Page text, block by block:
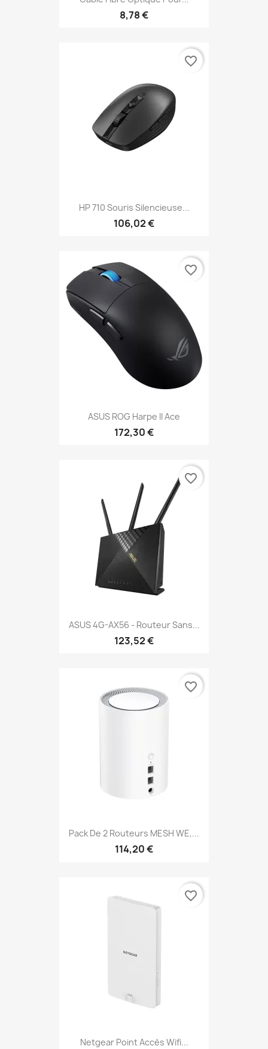
8,78 €
HP 710 Souris Silencieuse...
106,02 €
favorite_border
ASUS ROG Harpe II Ace
172,30 €
favorite_border
ASUS 4G-AX56 - Routeur Sans...
123,52 €
favorite_border
Pack De 2 Routeurs MESH WE,...
114,20 €
favorite_border
Netgear Point Accès Wifi...
favorite_border